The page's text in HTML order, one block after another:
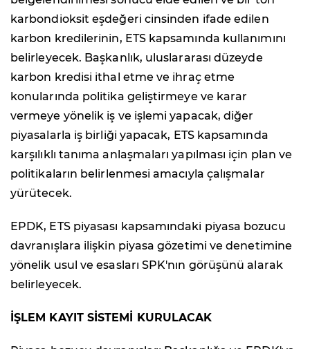
karbondioksit eşdeğeri cinsinden ifade edilen
karbon kredilerinin, ETS kapsamında kullanımını
belirleyecek. Başkanlık, uluslararası düzeyde
karbon kredisi ithal etme ve ihraç etme
konularında politika geliştirmeye ve karar
vermeye yönelik iş ve işlemi yapacak, diğer
piyasalarla iş birliği yapacak, ETS kapsamında
karşılıklı tanıma anlaşmaları yapılması için plan ve
politikaların belirlenmesi amacıyla çalışmalar
yürütecek.
EPDK, ETS piyasası kapsamındaki piyasa bozucu
davranışlara ilişkin piyasa gözetimi ve denetimine
yönelik usul ve esasları SPK'nın görüşünü alarak
belirleyecek.
İŞLEM KAYIT SİSTEMİ KURULACAK